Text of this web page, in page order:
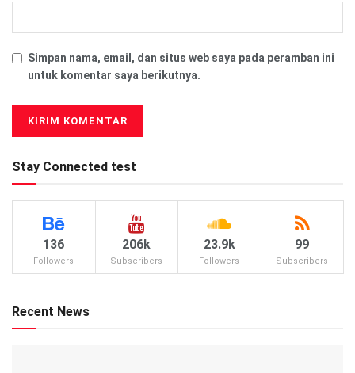
Simpan nama, email, dan situs web saya pada peramban ini
untuk komentar saya berikutnya.
Stay Connected test
136
Followers
206k
Subscribers
23.9k
Followers
99
Subscribers
Recent News